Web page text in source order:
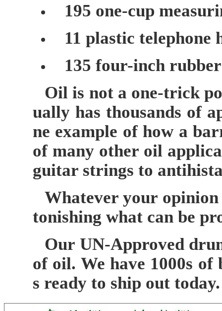
195 one-cup
11 plastic telephone
135 four-inch
Oil is not a one-trick
ually has thousands of
ne example of how a
of many other oil
guitar strings to
Whatever your
tonishing what can be
Our UN-Approved
of oil. We have 1000s
s ready to ship out today.